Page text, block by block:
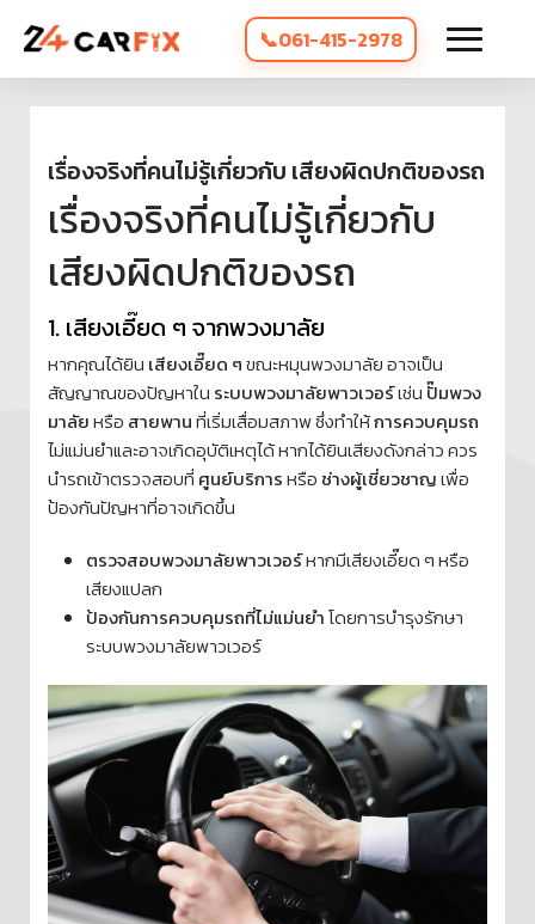
061-415-2978
เรื่องจริงที่คนไม่รู้เกี่ยวกับ เสียงผิดปกติของรถ
เรื่องจริงที่คนไม่รู้เกี่ยวกับ
เสียงผิดปกติของรถ
1️. เสียงเอี๊ยด ๆ จากพวงมาลัย
หากคุณได้ยิน เสียงเอี๊ยด ๆขณะหมุนพวงมาลัย อาจเป็น
สัญญาณของปัญหาใน ระบบพวงมาลัยพาวเวอร์เช่นปั๊มพวง
มาลัยหรือ สายพานที่เริ่มเสื่อมสภาพ ซึ่งทำให้การควบคุมรถ
ไม่แม่นยำและอาจเกิดอุบัติเหตุได้ หากได้ยินเสียงดังกล่าว ควร
นำรถเข้าตรวจสอบที่ ศูนย์บริการหรือ ช่างผู้เชี่ยวชาญเพื่อ
ป้องกันปัญหาที่อาจเกิดขึ้น
ตรวจสอบพวงมาลัยพาวเวอร์หากมีเสียงเอี๊ยด ๆ หรือ
เสียงแปลก
ป้องกันการควบคุมรถที่ไม่แม่นยำโดยการบำรุงรักษา
ระบบพวงมาลัยพาวเวอร์